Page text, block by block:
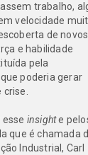
trabalho,
velocidade
de novos
e habilidade
pela
poderia gerar
crise.
esse insighte
que é chamada
Industrial, Carl